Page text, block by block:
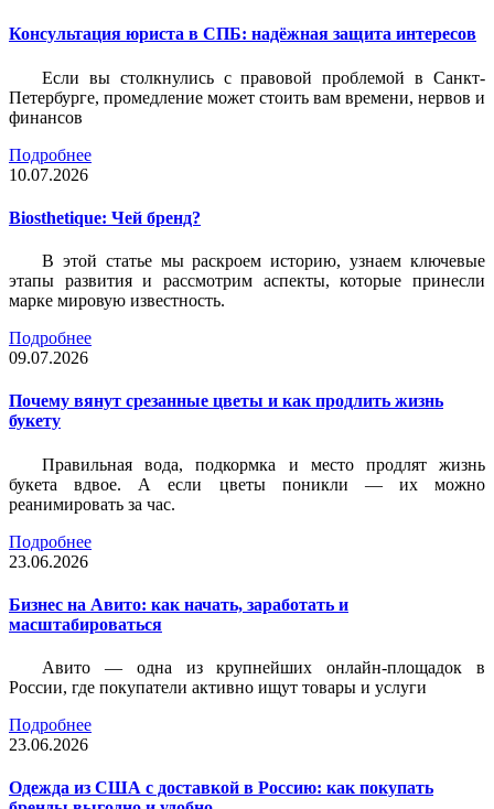
Консультация юриста в СПБ: надёжная защита интересов
Если вы столкнулись с правовой проблемой в Санкт-
Петербурге, промедление может стоить вам времени, нервов и
финансов
Подробнее
10.07.2026
Biosthetique: Чей бренд?
В этой статье мы раскроем историю, узнаем ключевые
этапы развития и рассмотрим аспекты, которые принесли
марке мировую известность.
Подробнее
09.07.2026
Почему вянут срезанные цветы и как продлить жизнь
букету
Правильная вода, подкормка и место продлят жизнь
букета вдвое. А если цветы поникли — их можно
реанимировать за час.
Подробнее
23.06.2026
Бизнес на Авито: как начать, заработать и
масштабироваться
Авито — одна из крупнейших онлайн-площадок в
России, где покупатели активно ищут товары и услуги
Подробнее
23.06.2026
Одежда из США с доставкой в Россию: как покупать